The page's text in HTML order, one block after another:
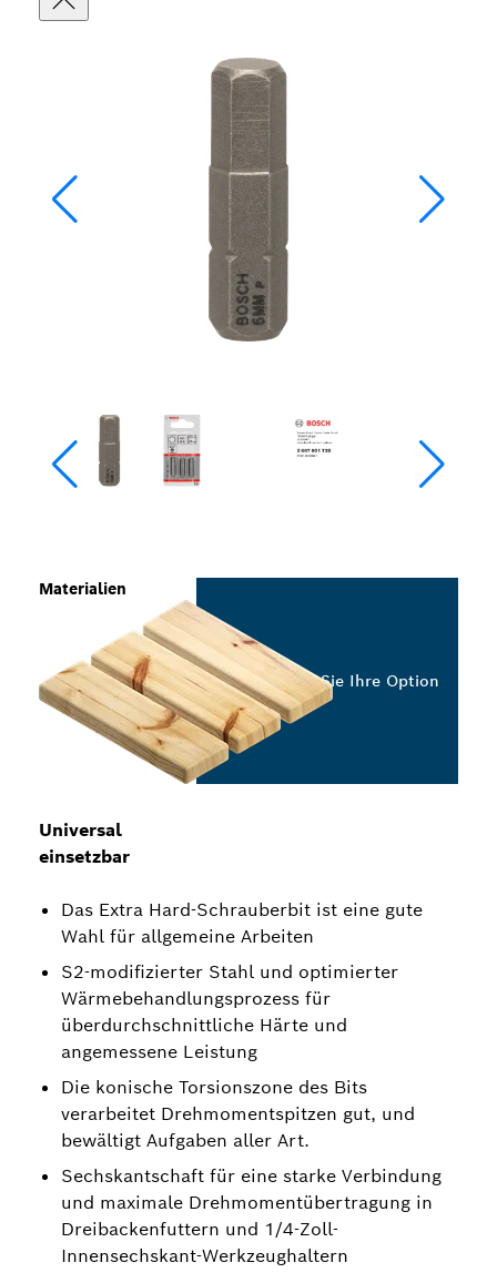
Universal
einsetzbar
Das Extra Hard-Schrauberbit ist eine gute
Wahl für allgemeine Arbeiten
S2-modifizierter Stahl und optimierter
Wärmebehandlungsprozess für
überdurchschnittliche Härte und
angemessene Leistung
Die konische Torsionszone des Bits
verarbeitet Drehmomentspitzen gut, und
bewältigt Aufgaben aller Art.
Sechskantschaft für eine starke Verbindung
und maximale Drehmomentübertragung in
Dreibackenfuttern und 1/4-Zoll-
Innensechskant-Werkzeughaltern
Materialien
Wählen Sie Ihre Option